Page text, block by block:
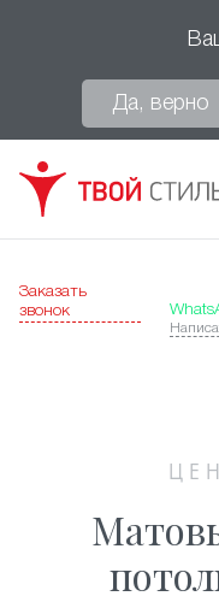
Да, верно
Заказать
звонок